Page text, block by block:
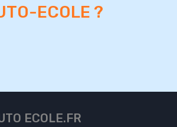
ECOLE ?
ECOLE.FR